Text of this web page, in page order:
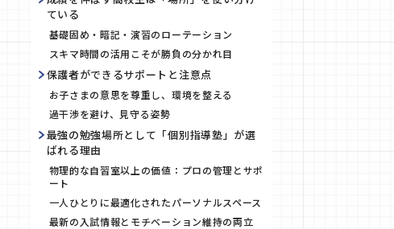
ている
基礎固め・暗記・演習のローテーション
スキマ時間の活用こそが勝負の分かれ目
保護者ができるサポートと注意点
お子さまの意思を尊重し、環境を整える
過干渉を避け、見守る姿勢
最強の勉強場所として「個別指導塾」が選
ばれる理由
物理的な自習室以上の価値：プロの管理とサポ
ート
一人ひとりに最適化されたパーソナルスペース
最新の入試情報とモチベーション維持の両立